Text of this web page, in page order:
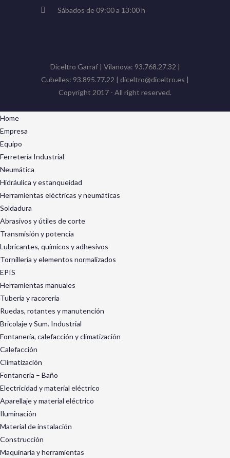
Sábados de 09:00 a 13:00 h
Diceltro Garraf | Vilanova: 93.768.27.32 |
Cubelles: 93.895.77.22 | diceltro@diceltro.es |
Copyright 2017 - All right reserved.
Home
Empresa
Equipo
Ferretería Industrial
Neumática
Hidráulica y estanqueidad
Herramientas eléctricas y neumáticas
Soldadura
Abrasivos y útiles de corte
Transmisión y potencia
Lubricantes, químicos y adhesivos
Tornillería y elementos normalizados
EPIS
Herramientas manuales
Tubería y racorería
Ruedas, rotantes y manutención
Bricolaje y Sum. Industrial
Fontanería, calefacción y climatización
Calefacción
Climatización
Fontanería – Baño
Electricidad y material eléctrico
Aparellaje y material eléctrico
Iluminación
Material de instalación
Construcción
Maquinaria y herramientas